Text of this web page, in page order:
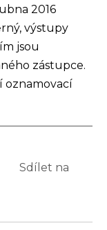
2016
výstupy
jsou
zástupce.
oznamovací
Sdílet na